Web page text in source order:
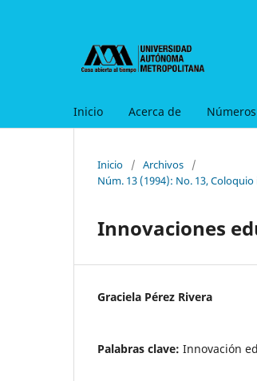
Inicio Acerca de
Inicio / Archivos
/
Núm. 13 (1994): No. 13,
Innovaciones
Graciela Pérez Rivera
Palabras clave: Innovación